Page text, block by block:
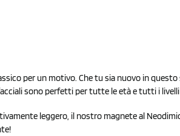
per un motivo. Che tu sia nuovo in
sono perfetti per tutte le età e tutti i livelli
leggero, il nostro magnete al